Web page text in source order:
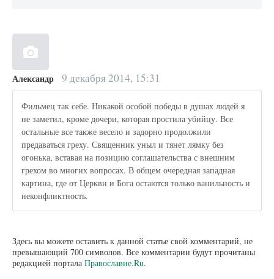
Александр 9 декабря 2014, 15:31
Фильмец так себе. Никакой особой победы в душах людей я
не заметил, кроме дочери, которая простила убийцу. Все
остальные все также весело и задорно продолжили
предаваться греху. Священник уныл и тянет лямку без
огонька, вставая на позицию соглашательства с внешним
грехом во многих вопросах. В общем очередная западная
картина, где от Церкви и Бога остаются только ванильность и
неконфликтность.
Здесь вы можете оставить к данной статье свой комментарий, не
превышающий 700 символов. Все комментарии будут прочитаны
редакцией портала Православие.Ru.